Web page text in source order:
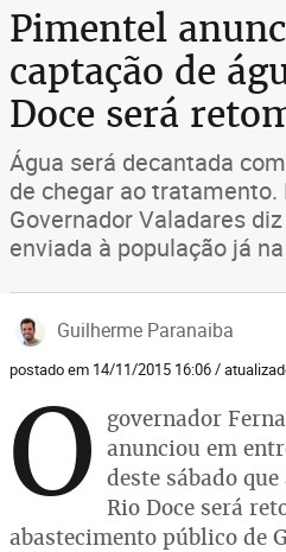
Pimentel
captação de
Doce será
Água será decantada
de chegar ao tratamento.
Governador Valadares
enviada à população já
Guilherme Paranaiba
postado em 14/11/2015 16:06 /
O
governador
anunciou em
deste sábado
Rio Doce será
abastecimento público de